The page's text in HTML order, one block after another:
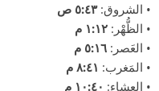
• الشروق:٥:٤٣ ص
• الظُّهْر: ١:١٢ م
• العَصر: ٥:١٦ م
• المَغرب: ٨:٤١ م
• العِشاء: ١٠:٤٠ م